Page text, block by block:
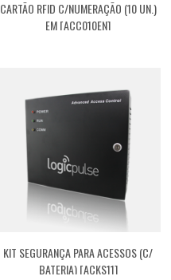
CARTÃO RFID C/NUMERAÇÃO (10 UN.)
EM [ACC010EN]
KIT SEGURANÇA PARA ACESSOS (C/
BATERIA) [ACKS11]